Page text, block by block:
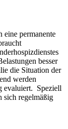
permanente
besser
die Situation der
werden
evaluiert. Speziell
sich regelmäßig